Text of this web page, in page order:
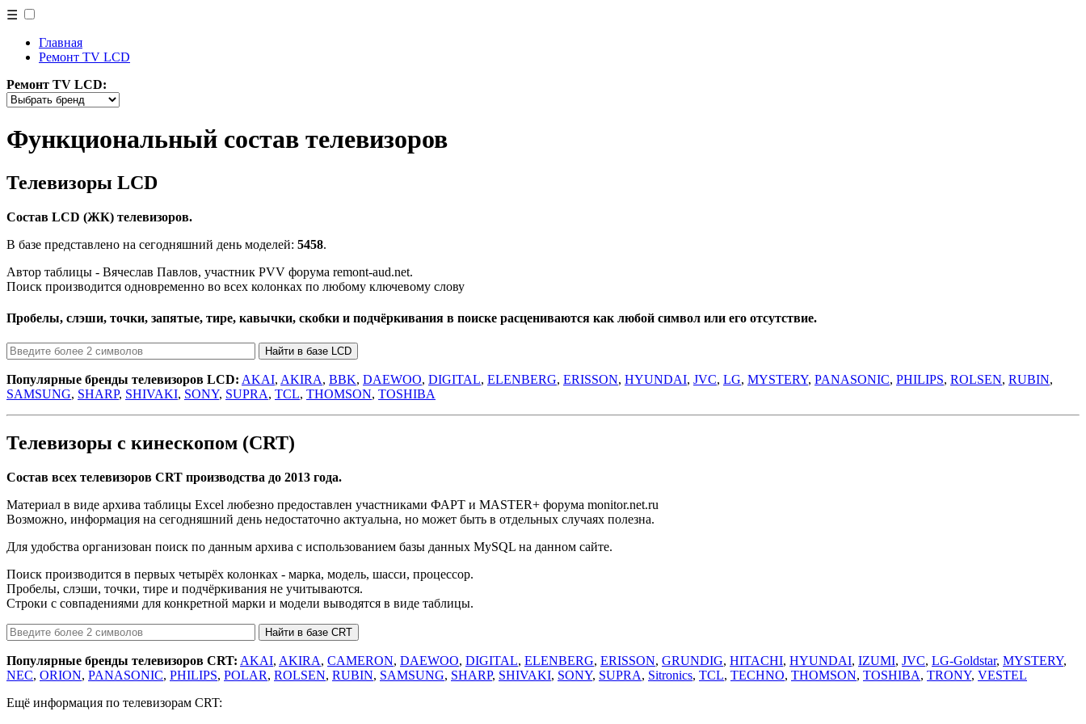
☰
Главная
Ремонт TV LCD
Ремонт TV LCD:
Функциональный состав телевизоров
Телевизоры LCD
Состав LCD (ЖК) телевизоров.
В базе представлено на сегодняшний день моделей: 5458.
Автор таблицы - Вячеслав Павлов, участник PVV форума remont-aud.net.
Поиск производится одновременно во всех колонках по любому ключевому слову
Пробелы, слэши, точки, запятые, тире, кавычки, скобки и подчёркивания в поиске расцениваются как любой символ или его отсутствие.
Популярные бренды телевизоров LCD: AKAI, AKIRA, BBK, DAEWOO, DIGITAL, ELENBERG, ERISSON, HYUNDAI, JVC, LG, MYSTERY, PANASONIC, PHILIPS, ROLSEN, RUBIN,
SAMSUNG, SHARP, SHIVAKI, SONY, SUPRA, TCL, THOMSON, TOSHIBA
Телевизоры с кинескопом (CRT)
Состав всех телевизоров CRT производства до 2013 года.
Материал в виде архива таблицы Excel любезно предоставлен участниками ФАРТ и MASTER+ форума monitor.net.ru
Возможно, информация на сегодняшний день недостаточно актуальна, но может быть в отдельных случаях полезна.
Для удобства организован поиск по данным архива с использованием базы данных MySQL на данном сайте.
Поиск производится в первых четырёх колонках - марка, модель, шасси, процессор.
Пробелы, слэши, точки, тире и подчёркивания не учитываются.
Строки с совпадениями для конкретной марки и модели выводятся в виде таблицы.
Популярные бренды телевизоров CRT: AKAI, AKIRA, CAMERON, DAEWOO, DIGITAL, ELENBERG, ERISSON, GRUNDIG, HITACHI, HYUNDAI, IZUMI, JVC, LG-Goldstar, MYSTERY,
NEC, ORION, PANASONIC, PHILIPS, POLAR, ROLSEN, RUBIN, SAMSUNG, SHARP, SHIVAKI, SONY, SUPRA, Sitronics, TCL, TECHNO, THOMSON, TOSHIBA, TRONY, VESTEL
Ещё информация по телевизорам CRT: